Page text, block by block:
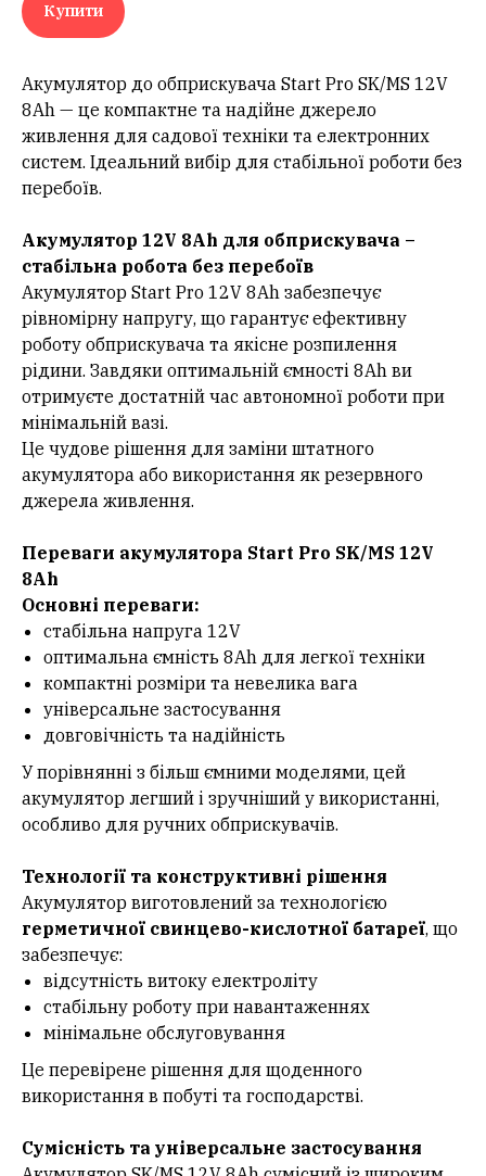
Купити
Акумулятор до обприскувача Start Pro SK/MS 12V
8Ah — це компактне та надійне джерело
живлення для садової техніки та електронних
систем. Ідеальний вибір для стабільної роботи без
перебоїв.
Акумулятор 12V 8Ah для обприскувача –
стабільна робота без перебоїв
Акумулятор Start Pro 12V 8Ah забезпечує
рівномірну напругу, що гарантує ефективну
роботу обприскувача та якісне розпилення
рідини. Завдяки оптимальній ємності 8Ah ви
отримуєте достатній час автономної роботи при
мінімальній вазі.
Це чудове рішення для заміни штатного
акумулятора або використання як резервного
джерела живлення.
Переваги акумулятора Start Pro SK/MS 12V
8Ah
Основні переваги:
стабільна напруга 12V
оптимальна ємність 8Ah для легкої техніки
компактні розміри та невелика вага
універсальне застосування
довговічність та надійність
У порівнянні з більш ємними моделями, цей
акумулятор легший і зручніший у використанні,
особливо для ручних обприскувачів.
Технології та конструктивні рішення
Акумулятор виготовлений за технологією
герметичної свинцево-кислотної батареї, що
забезпечує:
відсутність витоку електроліту
стабільну роботу при навантаженнях
мінімальне обслуговування
Це перевірене рішення для щоденного
використання в побуті та господарстві.
Сумісність та універсальне застосування